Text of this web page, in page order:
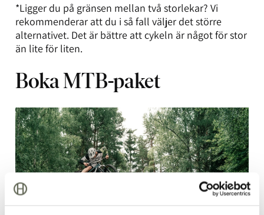
*Ligger du på gränsen mellan två storlekar? Vi
rekommenderar att du i så fall väljer det större
alternativet. Det är bättre att cykeln är något för stor
än lite för liten.
Boka MTB-paket